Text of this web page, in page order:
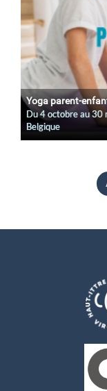
Yoga parent-
Du 4 octobre au 30
Belgique